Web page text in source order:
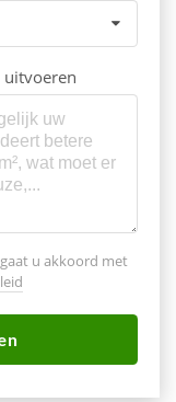
u akkoord met